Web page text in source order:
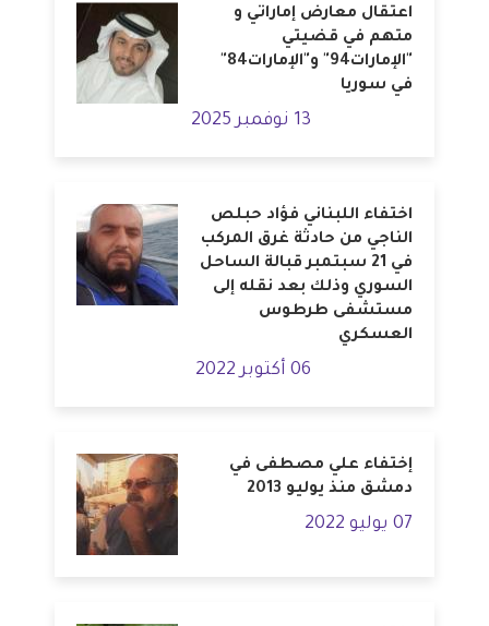
اعتقال معارض إماراتي و
متهم في قضيتي
"الإمارات94" و"الإمارات84"
في سوريا
13 نوفمبر 2025
اختفاء اللبناني فؤاد حبلص
الناجي من حادثة غرق المركب
في 21 سبتمبر قبالة الساحل
السوري وذلك بعد نقله إلى
مستشفى طرطوس
العسكري
06 أكتوبر 2022
إختفاء علي مصطفى في
دمشق منذ يوليو 2013
07 يوليو 2022